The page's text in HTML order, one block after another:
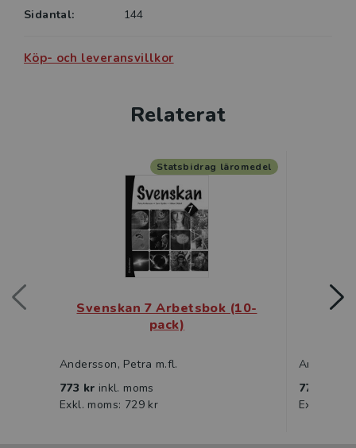
Sidantal:
144
Köp- och leveransvillkor
Relaterat
Svenskan 7 Arbetsbok (10-
pack)
Andersson, Petra m.fl.
773 kr inkl. moms
Exkl. moms: 729 kr
Statsbidrag läromedel
773 kr
Exkl.